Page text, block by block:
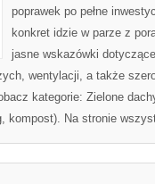
poprawek po pełne
konkret idzie w parze z
jasne wskazówki
wentylacji, a także
kategorie: Zielone
kompost). Na stronie